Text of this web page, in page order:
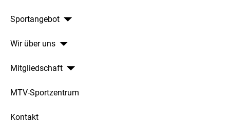
Sportangebot
Wir über uns
Mitgliedschaft
MTV-Sportzentrum
Kontakt